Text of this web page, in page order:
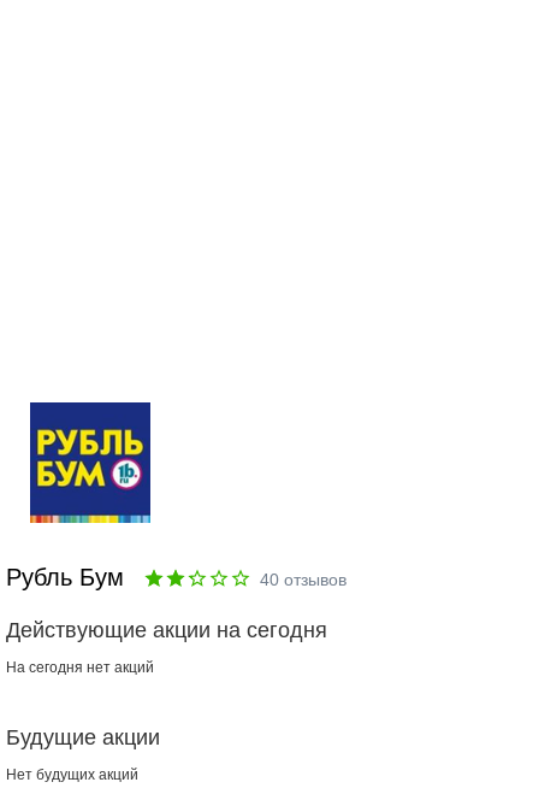
Рубль Бум 40 отзывов
Действующие акции на сегодня
На сегодня нет акций
Будущие акции
Нет будущих акций